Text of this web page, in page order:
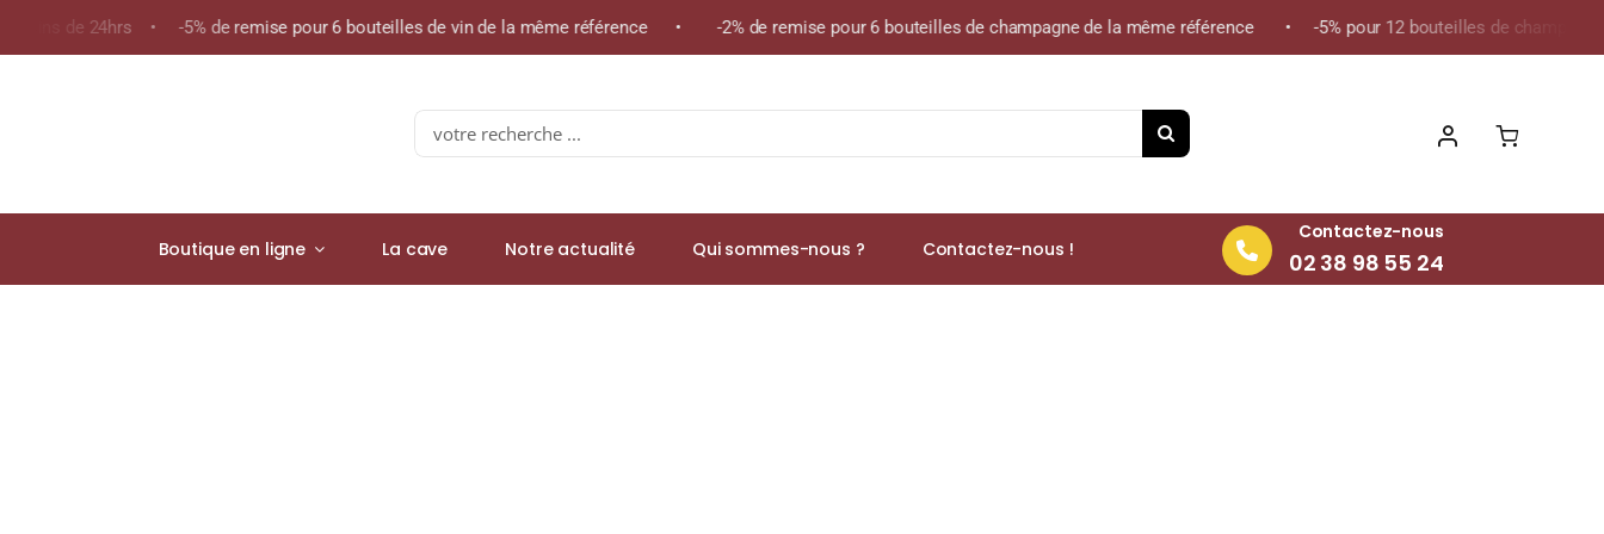
moins de 24hrs • -5% de remise pour 6 bouteilles de vin de la même référence • -2% de remise pour 6 bouteilles de champagne de la même référence • -5% pour 12 bouteilles de champagne
Search
for:
Boutique en ligne La cave Notre actualité Qui sommes-nous ? Contactez-nous !
Contactez-nous
02 38 98 55 24